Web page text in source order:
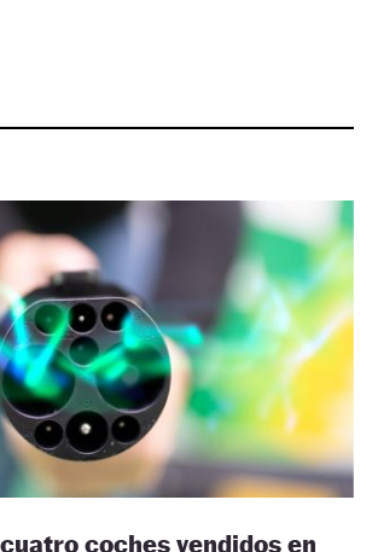
coches vendidos en